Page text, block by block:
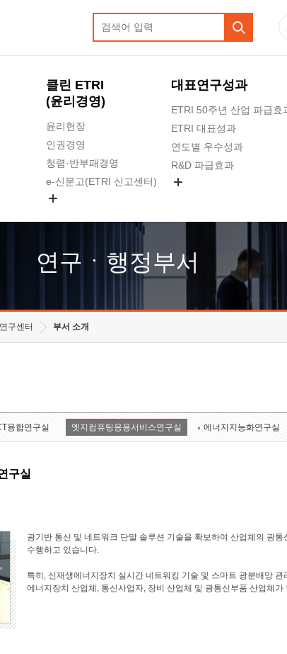
클린 ETRI
(윤리경영)
윤리헌장
인권경영
청렴·반부패경영
e-신문고(ETRI 신고센터)
고객의소리
수의계약 현황
대표연구성과
ETRI 50주년 산업 파급효
ETRI 대표성과
연도별 우수성과
R&D 파급효과
연구ㆍ행정부서
구센터 부서 소개
융합연구실 엣지컴퓨팅응용서비스연구실 에너지지능화연구실
구실
광기반 통신 및 네트워크 단말 솔루션 기술을 확보하여 산업체의 광
수행하고 있습니다.
특히, 신재생에너지장치 실시간 네트워킹 기술 및 스마트 광분배망
에너지장치 산업체, 통신사업자, 장비 산업체 및 광통신부품 산업체